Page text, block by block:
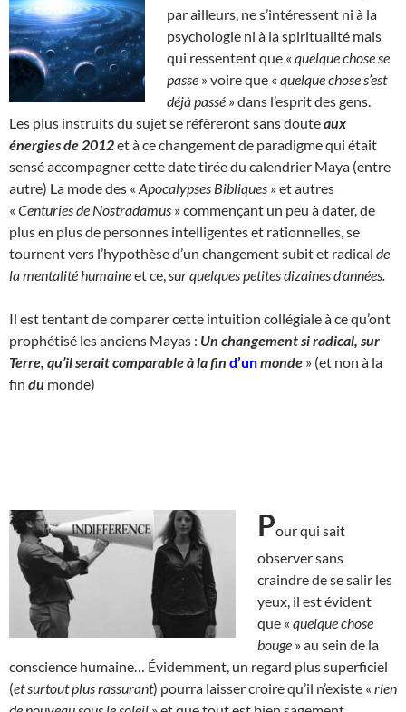
par ailleurs, ne s’intéressent ni à la
psychologie ni à la spiritualité mais
qui ressentent que « quelque chose se
passe » voire que « quelque chose s’est
déjà passé » dans l’esprit des gens.
Les plus instruits du sujet se réfèreront sans douteaux
énergies de 2012et à ce changement de paradigme qui était
sensé accompagner cette date tirée du calendrier Maya (entre
autre) La mode des « Apocalypses Bibliques » et autres
« Centuries de Nostradamus » commençant un peu à dater, de
plus en plus de personnes intelligentes et rationnelles, se
tournent vers l’hypothèse d’un changement subit et radical de
la mentalité humaineet ce, sur quelques petites dizaines d’années.
Il est tentant de comparer cette intuition collégiale à ce qu’ont
prophétisé les anciens Mayas : Un changement si radical, sur
Terre, qu’il serait comparable à la fin d’unmonde » (et non à la
fin du monde)
Pour qui sait
observer sans
craindre de se salir les
yeux, il est évident
que « quelque chose
bouge » au sein de la
conscience humaine… Évidemment, un regard plus superficiel
(et surtout plus rassurant) pourra laisser croire qu’il n’existe « rien